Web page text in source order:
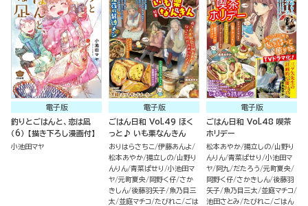
電子版
釣りとごはんと、恋は凪
（6） 【描き下ろし漫画付】
小池田マヤ
電子版
ごはん日和 Vol.49 ほく
っと♪ いも栗なんきん
おりはらさちこ 伊藤あんよ
松本あやか 揚立しの 山野り
んりん 青菜ぱせり
小池田マ
ヤ 元町夏央 岡野く仔 さか
きしん 後藤羽矢子 魚乃目三
太
並庭マチコ たびれこ
ごは
電子版
ごはん日和 Vol.48 喫茶
ホリデー
松本あやか 揚立しの 山野り
んりん 青菜ぱせり
小池田マ
ヤ 阿九 だたろう 元町夏央
岡野く仔 さかきしん 後藤羽
矢子 魚乃目三太
並庭マチコ
池田さとみ たびれこ
ごはん